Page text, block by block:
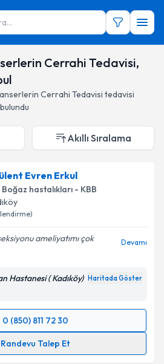
Cerrahi Tedavisi,
Cerrahi Tedavisi tedavisi
Akıllı Sıralama
Evren Erkul
hastalıkları - KBB
ameliyatımı çok
Devamı
Hastanesi ( Kadıköy) Haritada Göster
0 (850) 811 72 30
Randevu Talep Et
Talebi